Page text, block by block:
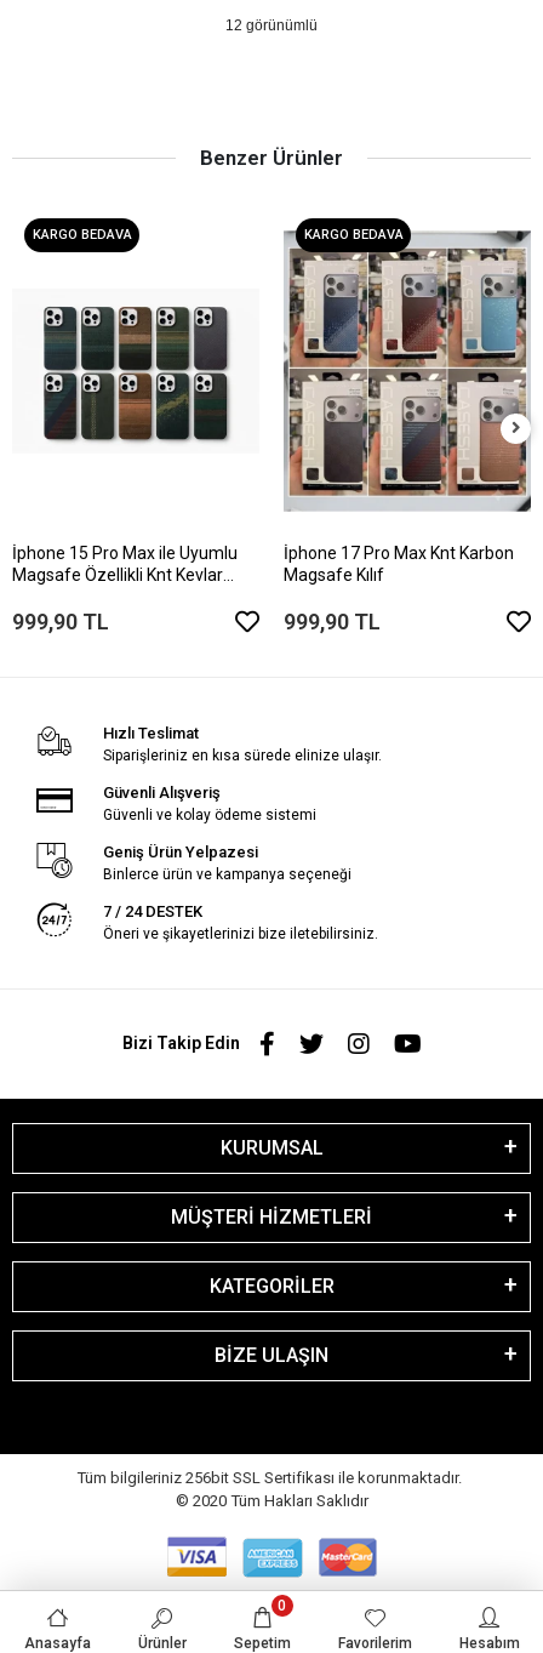
12 görünümlü
Benzer Ürünler
KARGO BEDAVA
İphone 15 Pro Max ile Uyumlu
Magsafe Özellikli Knt Kevlar
999,90 TL
KARGO BEDAVA
İphone 17 Pro Max Knt Karbon
Magsafe Kılıf
999,90 TL
Hızlı Teslimat
Siparişleriniz en kısa sürede elinize ulaşır.
Güvenli Alışveriş
Güvenli ve kolay ödeme sistemi
Geniş Ürün Yelpazesi
Binlerce ürün ve kampanya seçeneği
7 / 24 DESTEK
Öneri ve şikayetlerinizi bize iletebilirsiniz.
Bizi Takip Edin
KURUMSAL
MÜŞTERİ HİZMETLERİ
KATEGORİLER
BİZE ULAŞIN
Tüm bilgileriniz 256bit SSL Sertifikası ile korunmaktadır.
© 2020 Tüm Hakları Saklıdır
Anasayfa Ürünler Sepetim
0
Favorilerim Hesabım